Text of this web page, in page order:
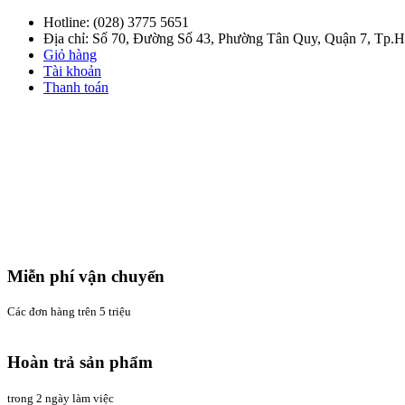
Hotline: (028) 3775 5651
Địa chỉ: Số 70, Đường Số 43, Phường Tân Quy, Quận 7,
Giỏ hàng
Tài khoản
Thanh toán
Miễn phí vận chuyển
Các đơn hàng trên 5 triệu
Hoàn trả sản phẩm
trong 2 ngày làm việc